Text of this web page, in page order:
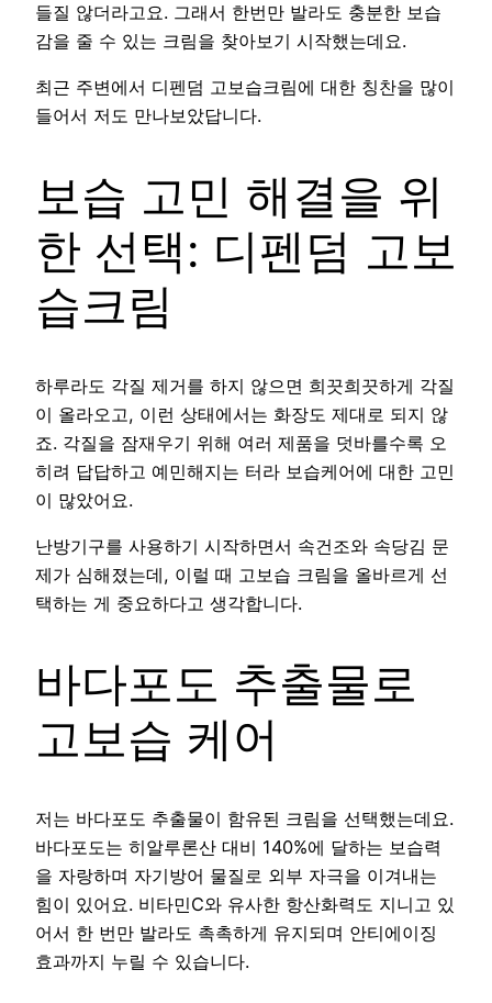
들질 않더라고요. 그래서 한번만 발라도 충분한 보습
감을 줄 수 있는 크림을 찾아보기 시작했는데요.
최근 주변에서 디펜덤 고보습크림에 대한 칭찬을 많이
들어서 저도 만나보았답니다.
보습 고민 해결을 위
한 선택: 디펜덤 고보
습크림
하루라도 각질 제거를 하지 않으면 희끗희끗하게 각질
이 올라오고, 이런 상태에서는 화장도 제대로 되지 않
죠. 각질을 잠재우기 위해 여러 제품을 덧바를수록 오
히려 답답하고 예민해지는 터라 보습케어에 대한 고민
이 많았어요.
난방기구를 사용하기 시작하면서 속건조와 속당김 문
제가 심해졌는데, 이럴 때 고보습 크림을 올바르게 선
택하는 게 중요하다고 생각합니다.
바다포도 추출물로
고보습 케어
저는 바다포도 추출물이 함유된 크림을 선택했는데요.
바다포도는 히알루론산 대비 140%에 달하는 보습력
을 자랑하며 자기방어 물질로 외부 자극을 이겨내는
힘이 있어요. 비타민C와 유사한 항산화력도 지니고 있
어서 한 번만 발라도 촉촉하게 유지되며 안티에이징
효과까지 누릴 수 있습니다.